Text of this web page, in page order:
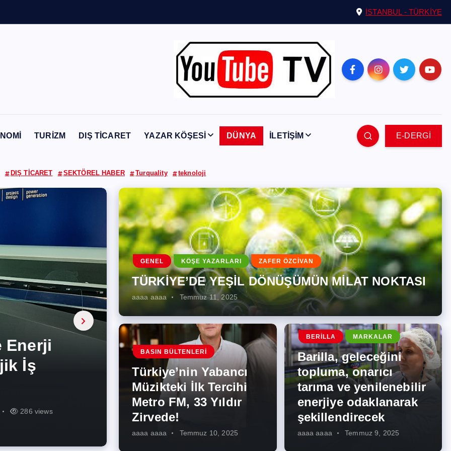
İSTANBUL - TÜRKİYE
TURİZM DIŞ TİCARET YAZAR KÖŞESİ DÜNYA İLETİŞİM E-DERGİ
DIŞ TİCARET SEKTÖREL HABER Turquality teknoloji
343 views
İlk
272 views
274 views
Enerji
İş
286 views
Kısa
226 views
Artması
261 views
GENEL KÖŞE YAZARLARI ZAFER ÖZCİVAN
TÜRKİYE’DE YEŞİL DÖNÜŞÜMÜN MİLAT NOKTASI
aaaa aaaa Temmuz 11, 2025
BASIN BÜLTENLERI
Türkiye’nin Yabancı
Müzikteki İlk Tercihi
Metro FM, 33 Yıldır
Zirvede!
aaaa aaaa Temmuz 10, 2025
BERILLA MARKALAR
Barilla, geleceğini
topluma, onarıcı
tarıma ve yenilenebilir
enerjiye odaklanarak
şekillendirecek
aaaa aaaa Temmuz 9, 2025